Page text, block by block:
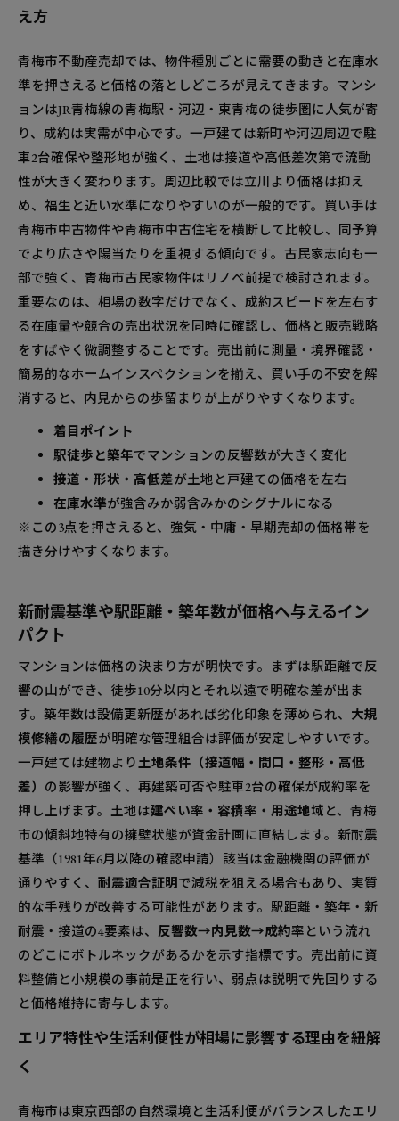
え方
青梅市不動産売却では、物件種別ごとに需要の動きと在庫水
準を押さえると価格の落としどころが見えてきます。マンシ
ョンはJR青梅線の青梅駅・河辺・東青梅の徒歩圏に人気が寄
り、成約は実需が中心です。一戸建ては新町や河辺周辺で駐
車2台確保や整形地が強く、土地は接道や高低差次第で流動
性が大きく変わります。周辺比較では立川より価格は抑え
め、福生と近い水準になりやすいのが一般的です。買い手は
青梅市中古物件や青梅市中古住宅を横断して比較し、同予算
でより広さや陽当たりを重視する傾向です。古民家志向も一
部で強く、青梅市古民家物件はリノベ前提で検討されます。
重要なのは、相場の数字だけでなく、成約スピードを左右す
る在庫量や競合の売出状況を同時に確認し、価格と販売戦略
をすばやく微調整することです。売出前に測量・境界確認・
簡易的なホームインスペクションを揃え、買い手の不安を解
消すると、内見からの歩留まりが上がりやすくなります。
着目ポイント
駅徒歩と築年でマンションの反響数が大きく変化
接道・形状・高低差が土地と戸建ての価格を左右
在庫水準が強含みか弱含みかのシグナルになる
※この3点を押さえると、強気・中庸・早期売却の価格帯を
描き分けやすくなります。
新耐震基準や駅距離・築年数が価格へ与えるイン
パクト
マンションは価格の決まり方が明快です。まずは駅距離で反
響の山ができ、徒歩10分以内とそれ以遠で明確な差が出ま
す。築年数は設備更新歴があれば劣化印象を薄められ、 大規
模修繕の履歴が明確な管理組合は評価が安定しやすいです。
一戸建ては建物より土地条件（接道幅・間口・整形・高低
差） の影響が強く、再建築可否や駐車2台の確保が成約率を
押し上げます。土地は建ぺい率・容積率・用途地域 と、青梅
市の傾斜地特有の擁壁状態が資金計画に直結します。新耐震
基準（1981年6月以降の確認申請）該当は金融機関の評価が
通りやすく、 耐震適合証明で減税を狙える場合もあり、実質
的な手残りが改善する可能性があります。駅距離・築年・新
耐震・接道の4要素は、 反響数→内見数→成約率 という流れ
のどこにボトルネックがあるかを示す指標です。売出前に資
料整備と小規模の事前是正を行い、弱点は説明で先回りする
と価格維持に寄与します。
エリア特性や生活利便性が相場に影響する理由を紐解
く
青梅市は東京西部の自然環境と生活利便がバランスしたエリ